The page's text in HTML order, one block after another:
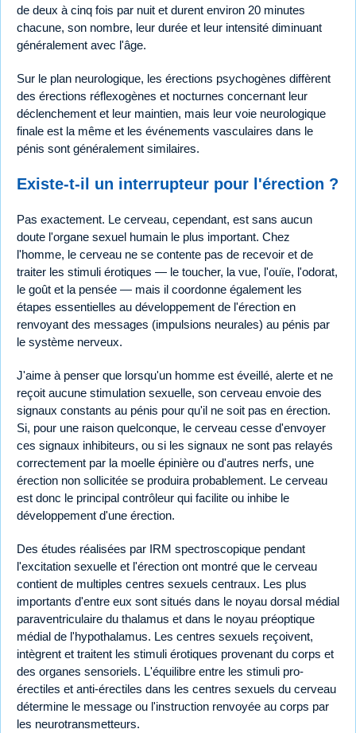
de deux à cinq fois par nuit et durent environ 20 minutes
chacune, son nombre, leur durée et leur intensité diminuant
généralement avec l'âge.
Sur le plan neurologique, les érections psychogènes diffèrent
des érections réflexogènes et nocturnes concernant leur
déclenchement et leur maintien, mais leur voie neurologique
finale est la même et les événements vasculaires dans le
pénis sont généralement similaires.
Existe-t-il un interrupteur pour l'érection ?
Pas exactement. Le cerveau, cependant, est sans aucun
doute l'organe sexuel humain le plus important. Chez
l'homme, le cerveau ne se contente pas de recevoir et de
traiter les stimuli érotiques — le toucher, la vue, l'ouïe, l'odorat,
le goût et la pensée — mais il coordonne également les
étapes essentielles au développement de l'érection en
renvoyant des messages (impulsions neurales) au pénis par
le système nerveux.
J'aime à penser que lorsqu'un homme est éveillé, alerte et ne
reçoit aucune stimulation sexuelle, son cerveau envoie des
signaux constants au pénis pour qu'il ne soit pas en érection.
Si, pour une raison quelconque, le cerveau cesse d'envoyer
ces signaux inhibiteurs, ou si les signaux ne sont pas relayés
correctement par la moelle épinière ou d'autres nerfs, une
érection non sollicitée se produira probablement. Le cerveau
est donc le principal contrôleur qui facilite ou inhibe le
développement d'une érection.
Des études réalisées par IRM spectroscopique pendant
l'excitation sexuelle et l'érection ont montré que le cerveau
contient de multiples centres sexuels centraux. Les plus
importants d'entre eux sont situés dans le noyau dorsal médial
paraventriculaire du thalamus et dans le noyau préoptique
médial de l'hypothalamus. Les centres sexuels reçoivent,
intègrent et traitent les stimuli érotiques provenant du corps et
des organes sensoriels. L'équilibre entre les stimuli pro-
érectiles et anti-érectiles dans les centres sexuels du cerveau
détermine le message ou l'instruction renvoyée au corps par
les neurotransmetteurs.